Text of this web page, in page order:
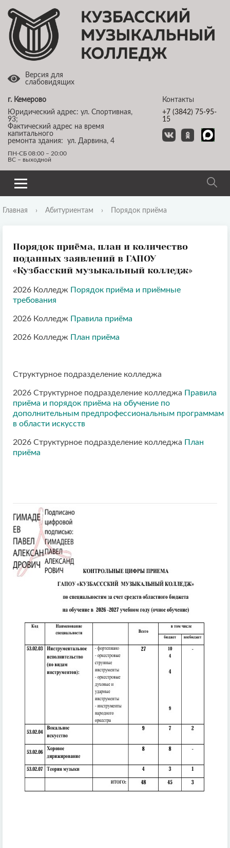
г. Кемерово
Юридический адрес: ул. Спортивная,
93;
Фактический адрес на время
капитального
ремонта здания: ул. Дарвина, 4
ПН-СБ 08:00 – 20:00
ВС – выходной
Контакты
+7 (3842) 75-95-
15
Версия для
слабовидящих
Главная › Абитуриентам › Порядок приёма
Порядок приёма, план и количество
поданных заявлений в ГАПОУ
«Кузбасский музыкальный колледж»
2026 Колледж Порядок приёма и приёмные
требования
2026 Колледж Правила приёма
2026 Колледж План приёма
Структурное подразделение колледжа
2026 Структурное подразделение колледжа Правила
приёма и порядок приёма на обучение по
дополнительным предпрофессиональным программам
в области искусств
2026 Структурное подразделение колледжа План
приёма